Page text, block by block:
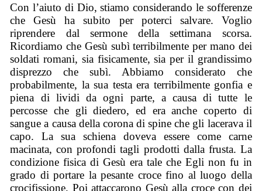
Con l’aiuto di Dio, stiamo considerando le sofferenze
che Gesù ha subito per poterci salvare. Voglio
riprendere dal sermone della settimana scorsa.
Ricordiamo che Gesù subì terribilmente per mano dei
soldati romani, sia fisicamente, sia per il grandissimo
disprezzo che subì. Abbiamo considerato che
probabilmente, la sua testa era terribilmente gonfia e
piena di lividi da ogni parte, a causa di tutte le
percosse che gli diedero, ed era anche coperto di
sangue a causa della corona di spine che gli lacerava il
capo. La sua schiena doveva essere come carne
macinata, con profondi tagli prodotti dalla frusta. La
condizione fisica di Gesù era tale che Egli non fu in
grado di portare la pesante croce fino al luogo della
crocifissione. Poi attaccarono Gesù alla croce con dei